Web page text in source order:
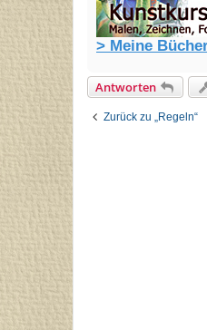
> Meine
Antworten
Zurück zu „Regeln“